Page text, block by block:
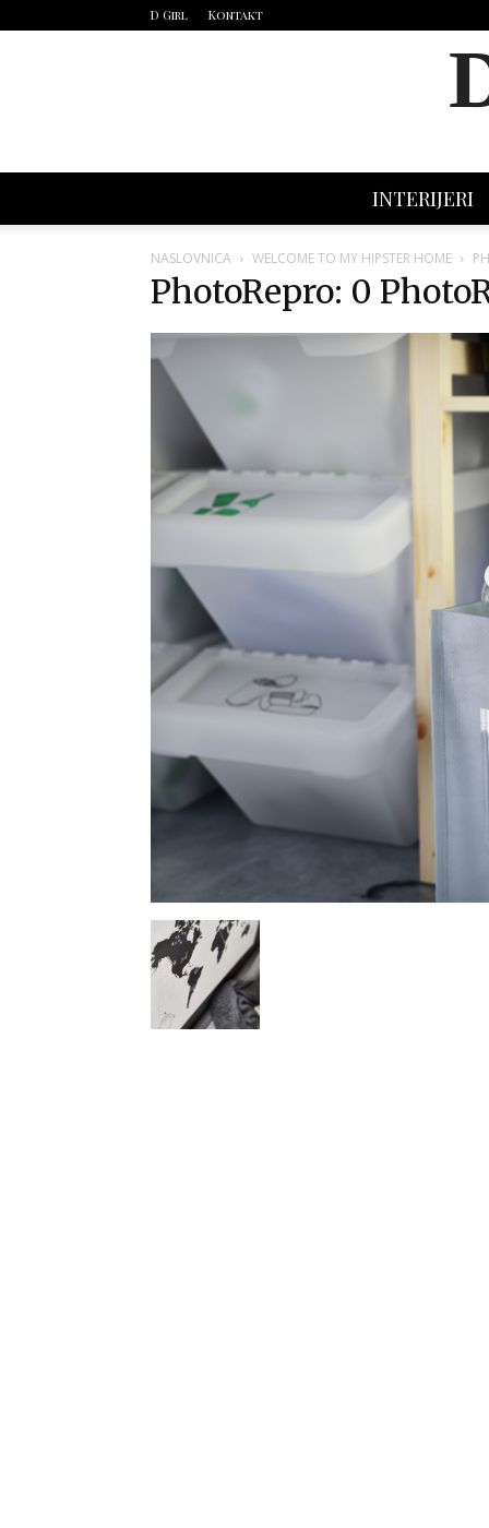
D Girl Kontakt
INTERIJERI
NASLOVNICA WELCOME TO MY HIPSTER HOME
PhotoRepro: 0